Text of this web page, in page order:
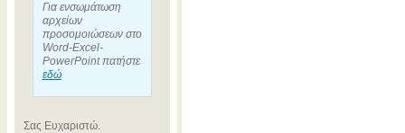
Για ενσωμάτωση
αρχείων
προσομοιώσεων στο
Word-Excel-
PowerPoint πατήστε
εδώ
Σας Ευχαριστώ.